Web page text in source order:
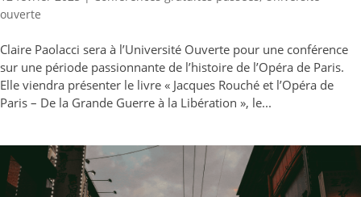
ouverte
Claire Paolacci sera à l’Université Ouverte pour une conférence
sur une période passionnante de l’histoire de l’Opéra de Paris.
Elle viendra présenter le livre « Jacques Rouché et l’Opéra de
Paris – De la Grande Guerre à la Libération », le...